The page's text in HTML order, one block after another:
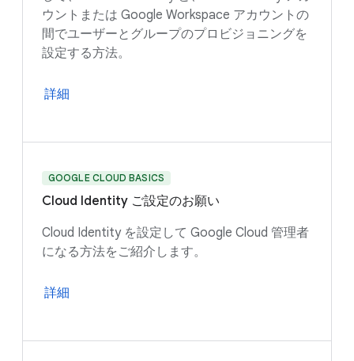
ウントまたは Google Workspace アカウントの
間でユーザーとグループのプロビジョニングを
設定する方法。
詳細
GOOGLE CLOUD BASICS
Cloud Identity ご設定のお願い
Cloud Identity を設定して Google Cloud 管理者
になる方法をご紹介します。
詳細